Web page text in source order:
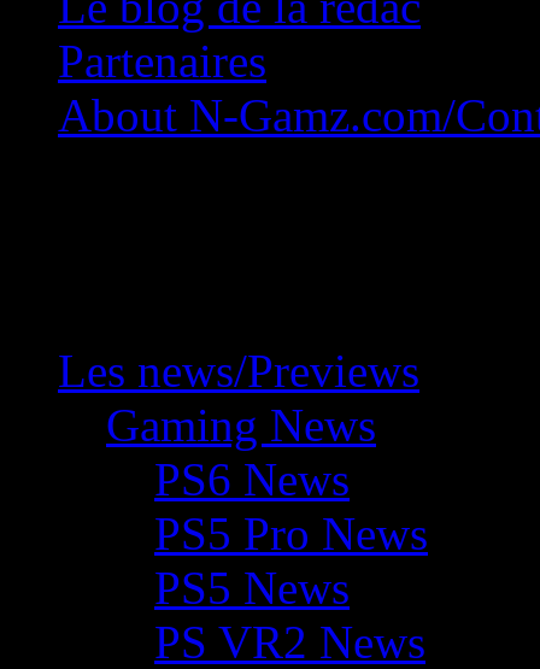
Partenaires
About N-Gamz.com/
Les news/Previews
Gaming News
PS6 News
PS5 Pro News
PS5 News
PS VR2 News